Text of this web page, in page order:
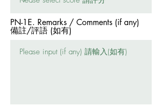
PN-1E. Remarks / Comments (if any)
備註/評語 (如有)